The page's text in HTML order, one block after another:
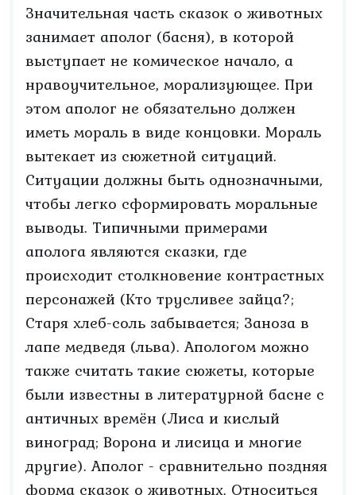
Значительная часть сказок о животных
занимает аполог (басня), в которой
выступает не комическое начало, а
нравоучительное, морализующее. При
этом аполог не обязательно должен
иметь мораль в виде концовки. Мораль
вытекает из сюжетной ситуаций.
Ситуации должны быть однозначными,
чтобы легко сформировать моральные
выводы. Типичными примерами
аполога являются сказки, где
происходит столкновение контрастных
персонажей (Кто трусливее зайца?;
Старя хлеб-соль забывается; Заноза в
лапе медведя (льва). Апологом можно
также считать такие сюжеты, которые
были известны в литературной басне с
античных времён (Лиса и кислый
виноград; Ворона и лисица и многие
другие). Аполог - сравнительно поздняя
форма сказок о животных. Относиться